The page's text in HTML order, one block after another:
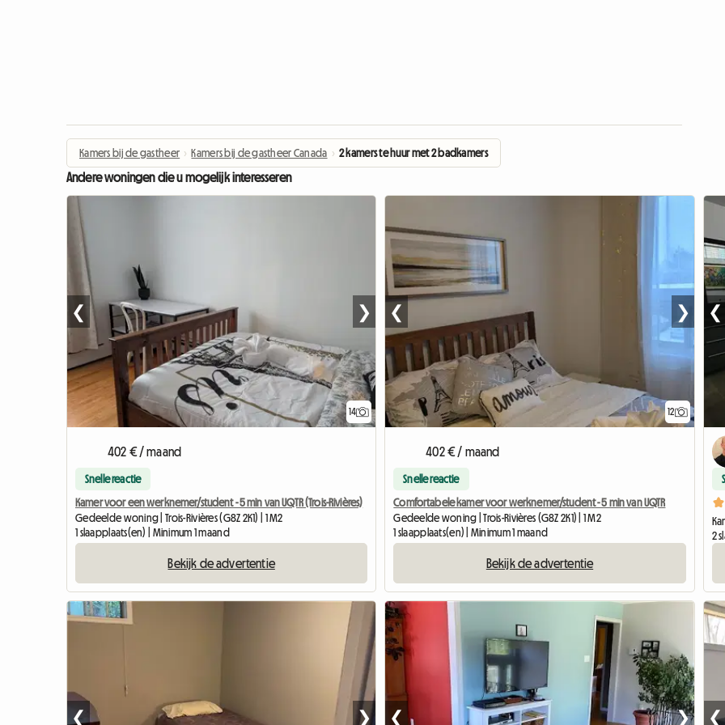
Kamers bij de gastheer › Kamers bij de gastheer Canada › 2 kamers te huur met 2 badkamers
Andere woningen die u mogelijk interesseren
14
❮ ❯
402 € / maand
Snelle reactie
Kamer voor een werknemer/student - 5 min van UQTR (Trois-Rivières)
Gedeelde woning | Trois-Rivières (G8Z 2K1) | 1 M2
1 slaapplaats(en) | Minimum 1 maand
Bekijk de advertentie
12
❮ ❯
402 € / maand
Snelle reactie
Comfortabele kamer voor werknemer/student - 5 min van UQTR
Gedeelde woning | Trois-Rivières (G8Z 2K1) | 1 M2
1 slaapplaats(en) | Minimum 1 maand
Bekijk de advertentie
❮
2
❮ ❯ ❮ ❯ ❮